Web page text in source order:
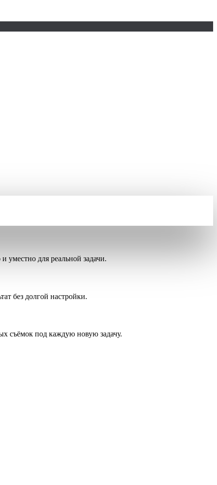
уместно для реальной задачи.
без долгой настройки.
съёмок под каждую новую задачу.